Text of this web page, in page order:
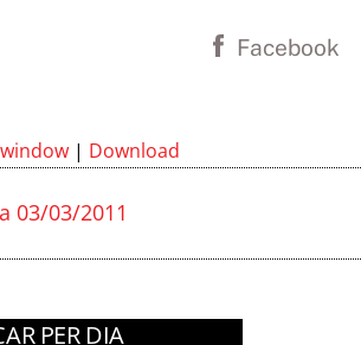
Facebook
| Download
03/03/2011
PER DIA